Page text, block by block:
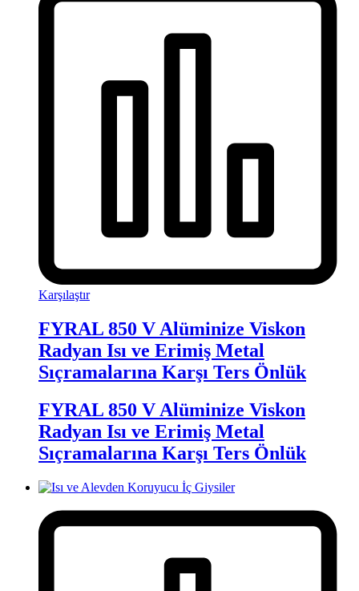
Karşılaştır
FYRAL 850 V Alüminize Viskon
Radyan Isı ve Erimiş Metal
Sıçramalarına Karşı Ters Önlük
FYRAL 850 V Alüminize Viskon
Radyan Isı ve Erimiş Metal
Sıçramalarına Karşı Ters Önlük